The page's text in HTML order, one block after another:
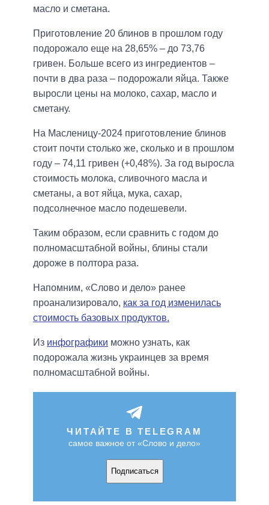
масло и сметана.
Приготовление 20 блинов в прошлом году
подорожало еще на 28,65% – до 73,76
гривен. Больше всего из ингредиентов –
почти в два раза – подорожали яйца. Также
выросли цены на молоко, сахар, масло и
сметану.
На Масленицу-2024 приготовление блинов
стоит почти столько же, сколько и в прошлом
году – 74,11 гривен (+0,48%). За год выросла
стоимость молока, сливочного масла и
сметаны, а вот яйца, мука, сахар,
подсолнечное масло подешевели.
Таким образом, если сравнить с годом до
полномасштабной войны, блины стали
дороже в полтора раза.
Напомним, «Слово и дело» ранее
проанализировало, как за год изменилась
стоимость базовых продуктов.
Из инфографики можно узнать, как
подорожала жизнь украинцев за время
полномасштабной войны.
ЧИТАЙТЕ В TELEGRAM
самое важное от «Слово и дело»
Подписаться